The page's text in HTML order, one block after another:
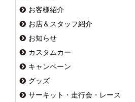
お客様紹介
お店＆スタッフ紹介
お知らせ
カスタムカー
キャンペーン
グッズ
サーキット・走行会・レース